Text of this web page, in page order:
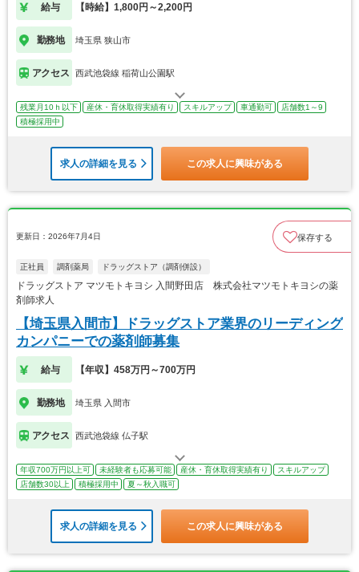
給与 【時給】1,800円～2,200円
勤務地 埼玉県 狭山市
アクセス 西武池袋線 稲荷山公園駅
残業月10ｈ以下 産休・育休取得実績有り スキルアップ 車通勤可
店舗数1～9
積極採用中
求人の詳細を見る この求人に興味がある
更新日：2026年7月4日 保存する
正社員 調剤薬局 ドラッグストア（調剤併設）
ドラッグストア マツモトキヨシ 入間野田店 株式会社マツモトキヨシの薬
剤師求人
【埼玉県入間市】ドラッグストア業界のリーディング
カンパニーでの薬剤師募集
給与 【年収】458万円～700万円
勤務地 埼玉県 入間市
アクセス 西武池袋線 仏子駅
年収700万円以上可 未経験者も応募可能 産休・育休取得実績有り
スキルアップ
店舗数30以上
積極採用中 夏～秋入職可
求人の詳細を見る この求人に興味がある